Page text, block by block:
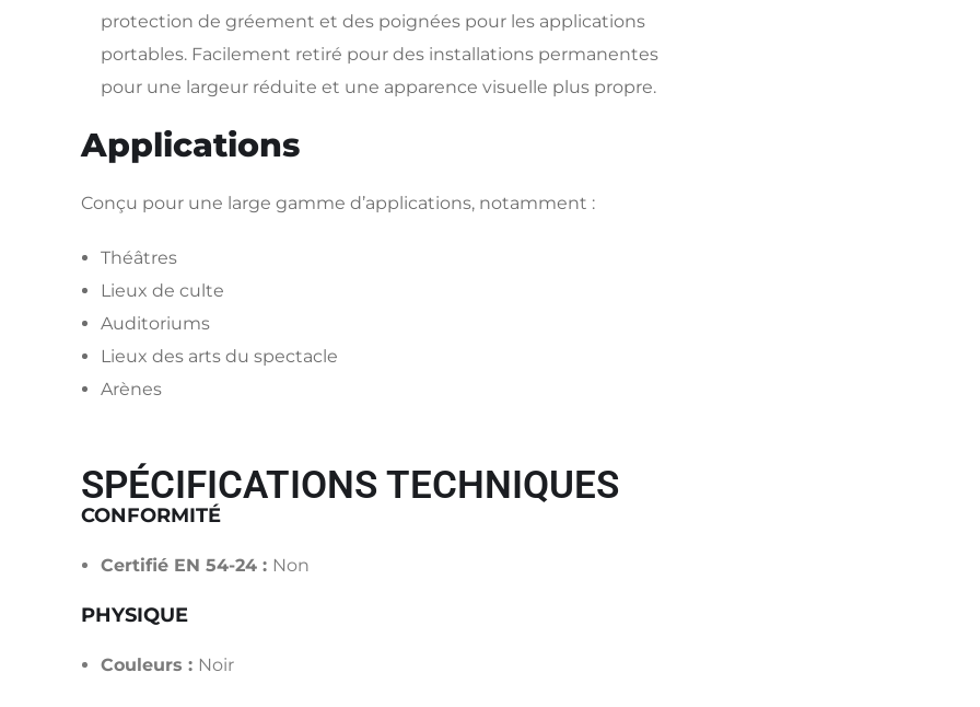
protection de gréement et des poignées pour les applications
portables. Facilement retiré pour des installations permanentes
pour une largeur réduite et une apparence visuelle plus propre.
Applications
Conçu pour une large gamme d’applications, notamment :
Théâtres
Lieux de culte
Auditoriums
Lieux des arts du spectacle
Arènes
SPÉCIFICATIONS TECHNIQUES
CONFORMITÉ
Certifié EN 54-24 : Non
PHYSIQUE
Couleurs : Noir